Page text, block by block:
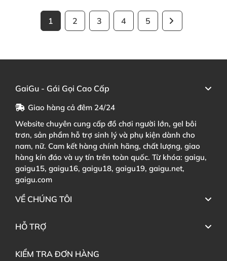
1 2 3 4 5
GaiGu - Gái Gọi Cao Cấp
Giao hàng cả đêm 24/24
Website chuyên cung cấp đồ chơi người lớn, gel bôi
trơn, sản phẩm hỗ trợ sinh lý và phụ kiện dành cho
nam, nữ. Cam kết hàng chính hãng, chất lượng, giao
hàng kín đáo và uy tín trên toàn quốc. Từ khóa: gaigu,
gaigu15, gaigu16, gaigu18, gaigu19, gaigu.net,
gaigu.com
VỀ CHÚNG TÔI
HỖ TRỢ
KIỂM TRA ĐƠN HÀNG